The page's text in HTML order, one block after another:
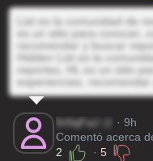
List es la comunidad de
es un sitio para conocer,
recomendar y buscar
Hidden List es la
reportes, HL es un sitio
experiencias,
5r0qFaJ
· 9h
Comentó acerca
2
·5